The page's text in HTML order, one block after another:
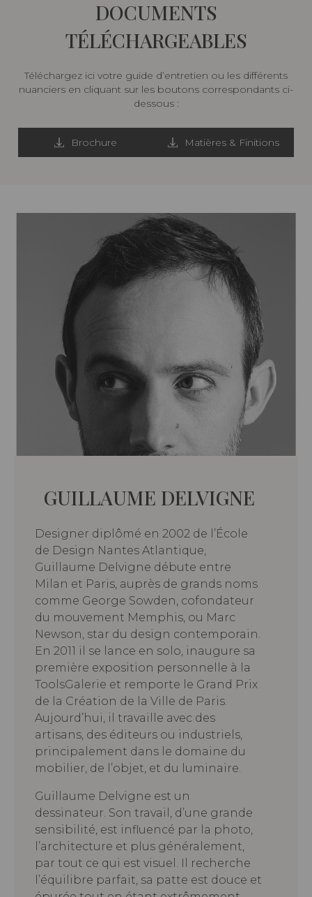
DOCUMENTS
TÉLÉCHARGEABLES
Téléchargez ici votre guide d’entretien ou les différents
nuanciers en cliquant sur les boutons correspondants ci-
dessous :
Brochure Matières & Finitions
GUILLAUME DELVIGNE
Designer diplômé en 2002 de l’École
de Design Nantes Atlantique,
Guillaume Delvigne débute entre
Milan et Paris, auprès de grands noms
comme George Sowden, cofondateur
du mouvement Memphis, ou Marc
Newson, star du design contemporain.
En 2011 il se lance en solo, inaugure sa
première exposition personnelle à la
ToolsGalerie et remporte le Grand Prix
de la Création de la Ville de Paris.
Aujourd’hui, il travaille avec des
artisans, des éditeurs ou industriels,
principalement dans le domaine du
mobilier, de l’objet, et du luminaire.
Guillaume Delvigne est un
dessinateur. Son travail, d’une grande
sensibilité, est influencé par la photo,
l’architecture et plus généralement,
par tout ce qui est visuel. Il recherche
l’équilibre parfait, sa patte est douce et